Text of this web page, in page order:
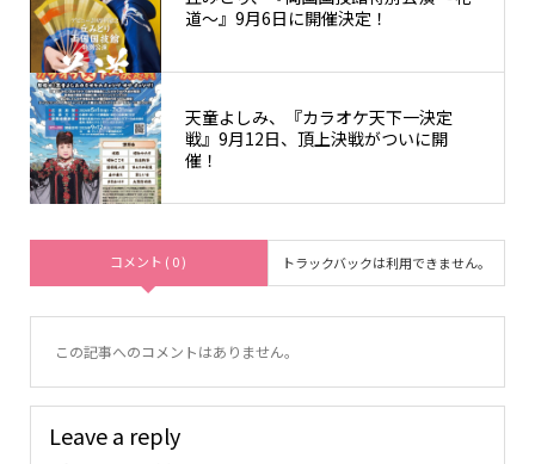
道～』9月6日に開催決定！
天童よしみ、『カラオケ天下一決定
戦』9月12日、頂上決戦がついに開
催！
コメント ( 0 ) トラックバックは利用できません。
この記事へのコメントはありません。
Leave a reply